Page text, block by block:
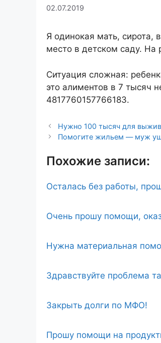
02.07.2019
Я одинокая мать,
место в детском саду. На
Ситуация сложная:
это алиментов в 7 тысяч
4817760157766183.
Нужно 100 тысяч для
Помогите жильем — муж
Похожие записи:
Осталась без работы,
Очень прошу помощи,
Нужна материальная
Здравствуйте проблема
Закрыть долги по МФО!
Прошу помощи на